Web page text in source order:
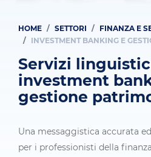
Briciole
pane
HOME SETTORI
FINANZA E
INVESTMENT BANKING E
Servizi
investment
gestione
Una messaggistica accurata
per i professionisti della